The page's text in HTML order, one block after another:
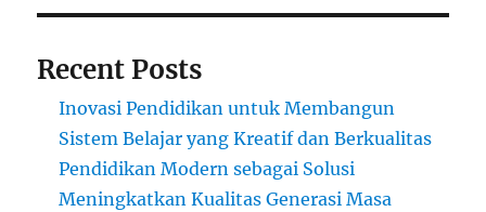
Recent Posts
Inovasi Pendidikan untuk Membangun
Sistem Belajar yang Kreatif dan Berkualitas
Pendidikan Modern sebagai Solusi
Meningkatkan Kualitas Generasi Masa